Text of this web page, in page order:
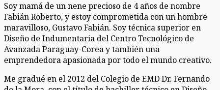
Soy mamá de un nene precioso de 4 años de nombre
Fabián Roberto, y estoy comprometida con un hombre
maravilloso, Gustavo Fabián. Soy técnica superior en
Diseño de Indumentaria del Centro Tecnológico de
Avanzada Paraguay-Corea y también una
emprendedora apasionada por todo el mundo creativo.
Me gradué en el 2012 del Colegio de EMD Dr. Fernando